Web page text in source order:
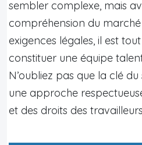
sembler complexe, mais
compréhension du
exigences légales, il est
constituer une équipe
N’oubliez pas que la clé
une approche
et des droits des